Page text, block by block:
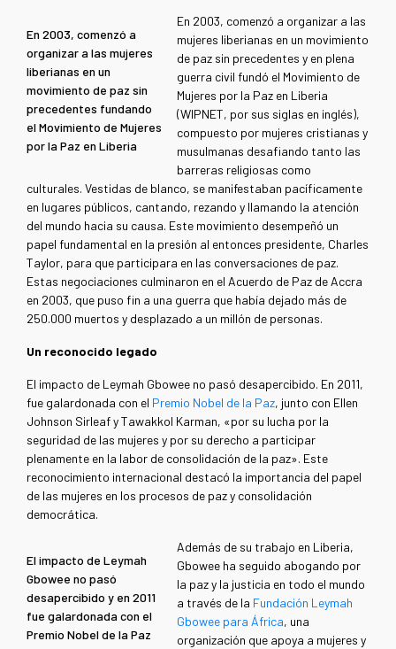
En 2003, comenzó a
organizar a las mujeres
liberianas en un
movimiento de paz sin
precedentes fundando
el Movimiento de Mujeres
por la Paz en Liberia
En 2003, comenzó a organizar a las
mujeres liberianas en un movimiento
de paz sin precedentes y en plena
guerra civil fundó el Movimiento de
Mujeres por la Paz en Liberia
(WIPNET, por sus siglas en inglés),
compuesto por mujeres cristianas y
musulmanas desafiando tanto las
barreras religiosas como
culturales. Vestidas de blanco, se manifestaban pacíficamente
en lugares públicos, cantando, rezando y llamando la atención
del mundo hacia su causa. Este movimiento desempeñó un
papel fundamental en la presión al entonces presidente, Charles
Taylor, para que participara en las conversaciones de paz.
Estas negociaciones culminaron en el Acuerdo de Paz de Accra
en 2003, que puso fin a una guerra que había dejado más de
250.000 muertos y desplazado a un millón de personas.
Un reconocido legado
El impacto de Leymah Gbowee no pasó desapercibido. En 2011,
fue galardonada con el Premio Nobel de la Paz, junto con Ellen
Johnson Sirleaf y Tawakkol Karman, «por su lucha por la
seguridad de las mujeres y por su derecho a participar
plenamente en la labor de consolidación de la paz». Este
reconocimiento internacional destacó la importancia del papel
de las mujeres en los procesos de paz y consolidación
democrática.
El impacto de Leymah
Gbowee no pasó
desapercibido y en 2011
fue galardonada con el
Premio Nobel de la Paz
Además de su trabajo en Liberia,
Gbowee ha seguido abogando por
la paz y la justicia en todo el mundo
a través de la Fundación Leymah
Gbowee para África, una
organización que apoya a mujeres y